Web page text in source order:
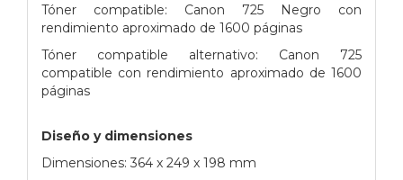
Tóner compatible: Canon 725 Negro con
rendimiento aproximado de 1600 páginas
Tóner compatible alternativo: Canon 725
compatible con rendimiento aproximado de 1600
páginas
Diseño y dimensiones
Dimensiones: 364 x 249 x 198 mm